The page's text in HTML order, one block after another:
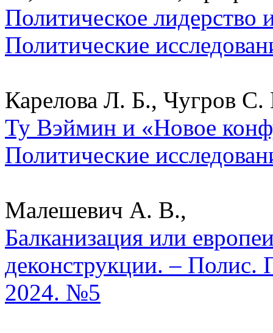
Политическое
Политические
Карелова Л. Б., Чугров С.
Ту Вэймин и «Новое
Политические
Малешевич А. В.,
Балканизация или
деконструкции. – Полис.
2024. №5